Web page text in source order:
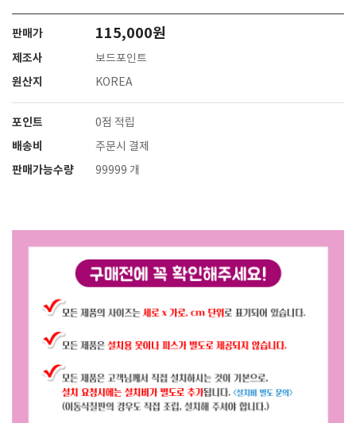
판매가 115,000원
제조사 보드포인트
원산지 KOREA
포인트 0점 적립
배송비 주문시 결제
판매가능수량 99999 개